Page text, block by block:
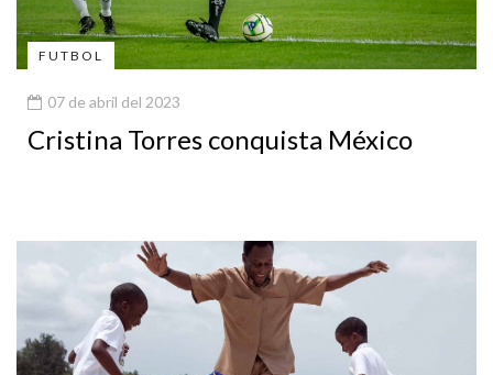
FUTBOL
07 de abril del 2023
Cristina Torres conquista México